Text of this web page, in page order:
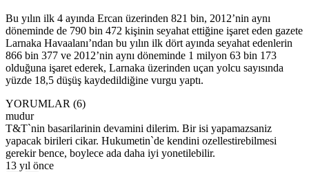
Bu yılın ilk 4 ayında Ercan üzerinden 821 bin, 2012’nin aynı
döneminde de 790 bin 472 kişinin seyahat ettiğine işaret eden gazete
Larnaka Havaalanı’ndan bu yılın ilk dört ayında seyahat edenlerin
866 bin 377 ve 2012’nin aynı döneminde 1 milyon 63 bin 173
olduğuna işaret ederek, Larnaka üzerinden uçan yolcu sayısında
yüzde 18,5 düşüş kaydedildiğine vurgu yaptı.
YORUMLAR (6)
mudur
T&T`nin basarilarinin devamini dilerim. Bir isi yapamazsaniz
yapacak birileri cikar. Hukumetin`de kendini ozellestirebilmesi
gerekir bence, boylece ada daha iyi yonetilebilir.
13 yıl önce